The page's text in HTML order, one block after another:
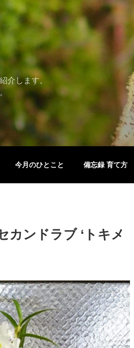
介します。
今月のひとこと 備忘録 育て方
カンドラブ ‘トキメ